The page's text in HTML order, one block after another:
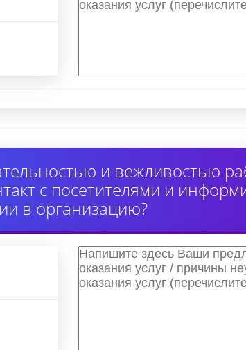
и вежливостью
с посетителями и
в организацию?